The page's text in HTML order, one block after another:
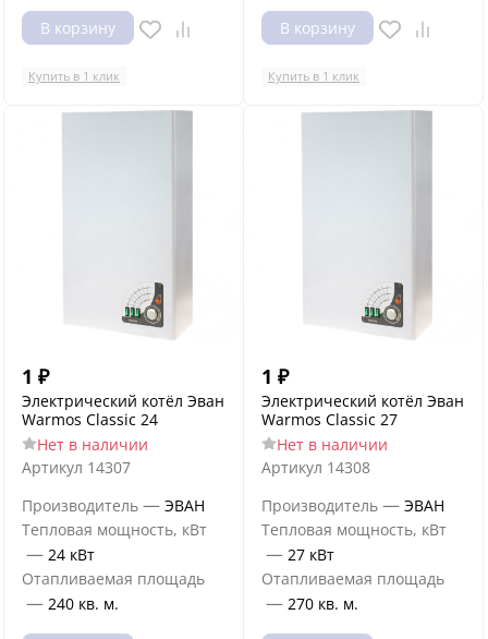
В корзину
Купить в 1 клик
В корзину
Купить в 1 клик
1 ₽
Электрический котёл Эван
Warmos Classic 24
Нет в наличии
Артикул 14307
Производитель — ЭВАН
Тепловая мощность, кВт
— 24 кВт
Отапливаемая площадь
— 240 кв. м.
1 ₽
Электрический котёл Эван
Warmos Classic 27
Нет в наличии
Артикул 14308
Производитель — ЭВАН
Тепловая мощность, кВт
— 27 кВт
Отапливаемая площадь
— 270 кв. м.